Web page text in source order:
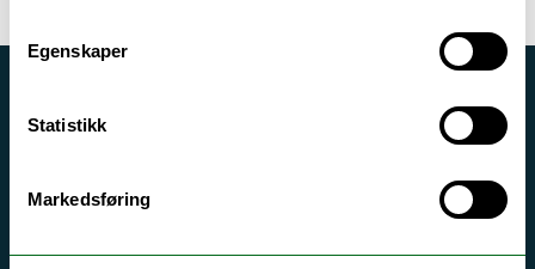
Egenskaper
Statistikk
Markedsføring
Driftsmeldinger